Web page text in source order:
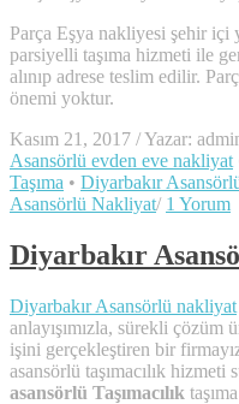
Parça Eşya nakliyesi şehir içi
parsiyelli taşıma hizmeti ile
alınıp adrese teslim edilir.
önemi yoktur.
Kasım 21, 2017 /Yazar:
Asansörlü evden eve nakliyat
Taşıma • Diyarbakır
Asansörlü Nakliyat/ 1 Yorum
Diyarbakır
Diyarbakır Asansörlü nakliyat
anlayışımızla, sürekli çözüm
işini gerçekleştiren bir
asansörlü taşımacılık hizmeti
asansörlü Taşımacılık